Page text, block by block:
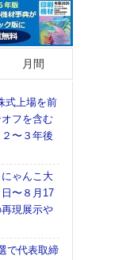
月間
式上場を前
フを含む
〜３年後
ゃんこ大
〜８月17
現展示や
で代表取締